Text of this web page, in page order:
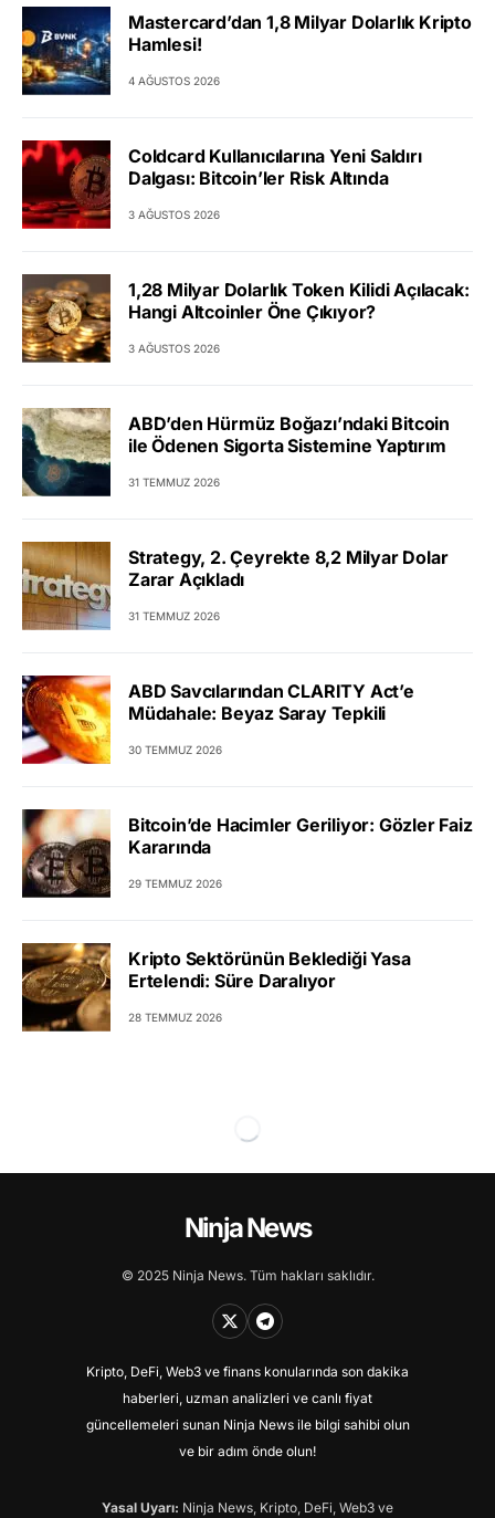
Mastercard’dan 1,8 Milyar Dolarlık Kripto
Hamlesi!
4 AĞUSTOS 2026
Coldcard Kullanıcılarına Yeni Saldırı
Dalgası: Bitcoin’ler Risk Altında
3 AĞUSTOS 2026
1,28 Milyar Dolarlık Token Kilidi Açılacak:
Hangi Altcoinler Öne Çıkıyor?
3 AĞUSTOS 2026
ABD’den Hürmüz Boğazı’ndaki Bitcoin
ile Ödenen Sigorta Sistemine Yaptırım
31 TEMMUZ 2026
Strategy, 2. Çeyrekte 8,2 Milyar Dolar
Zarar Açıkladı
31 TEMMUZ 2026
ABD Savcılarından CLARITY Act’e
Müdahale: Beyaz Saray Tepkili
30 TEMMUZ 2026
Bitcoin’de Hacimler Geriliyor: Gözler Faiz
Kararında
29 TEMMUZ 2026
Kripto Sektörünün Beklediği Yasa
Ertelendi: Süre Daralıyor
28 TEMMUZ 2026
Ninja News
© 2025 Ninja News. Tüm hakları saklıdır.
Kripto, DeFi, Web3 ve finans konularında son dakika
haberleri, uzman analizleri ve canlı fiyat
güncellemeleri sunan Ninja News ile bilgi sahibi olun
ve bir adım önde olun!
Yasal Uyarı: Ninja News, Kripto, DeFi, Web3 ve